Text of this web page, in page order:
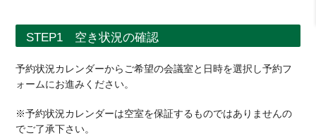
STEP1 空き状況の確認
予約状況カレンダーからご希望の会議室と日時を選択し予約フ
ォームにお進みください。
※予約状況カレンダーは空室を保証するものではありませんの
でご了承下さい。